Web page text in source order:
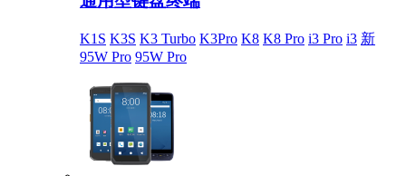
K1S K3S K3 Turbo K3Pro K8 K8 Pro i3 Pro i3 新
95W Pro 95W Pro